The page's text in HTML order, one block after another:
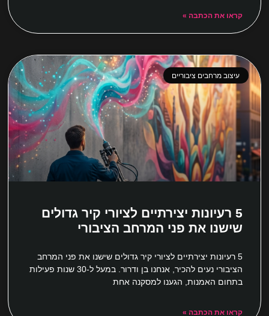
קראו את הכתבה »
עיצוב מרחבים ציבוריים
5 רעיונות יצירתיים לציורי קיר גדולים
שישנו את פני המרחב הציבורי
5 רעיונות יצירתיים לציורי קיר גדולים שישנו את פני המרחב
הציבורי נעים להכיר, אנחנו בן ודרור. במעל ל-30 שנות פעילות
בתחום האמנות, הגענו למסקנה אחת
קראו את הכתבה »